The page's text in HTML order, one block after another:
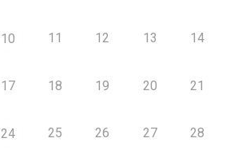
10 11 12 13 14
17 18 19 20 21
24 25 26 27 28